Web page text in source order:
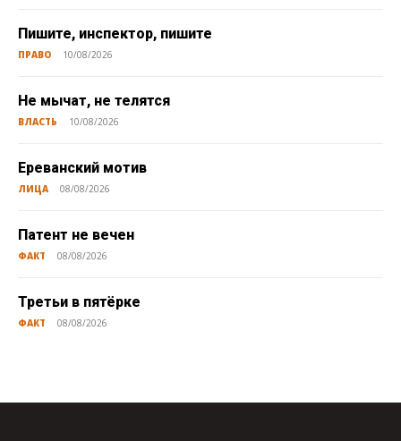
Пишите, инспектор, пишите
ПРАВО 10/08/2026
Не мычат, не телятся
ВЛАСТЬ 10/08/2026
Ереванский мотив
ЛИЦА 08/08/2026
Патент не вечен
ФАКТ 08/08/2026
Третьи в пятёрке
ФАКТ 08/08/2026